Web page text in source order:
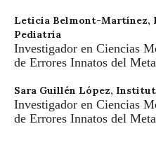
Leticia Belmont-Martínez,
Pediatría
Investigador en Ciencias
de Errores Innatos del
Sara Guillén López,
Investigador en Ciencias
de Errores Innatos del